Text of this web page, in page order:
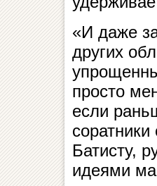
«И даже
других
просто
если
Батисту,
идеями